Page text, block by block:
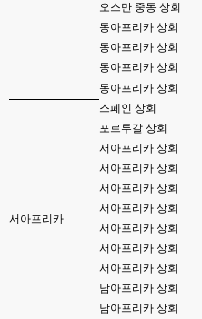
오스만 중동 상회
동아프리카 상회
동아프리카 상회
동아프리카 상회
동아프리카 상회
서아프리카
스페인 상회
포르투갈 상회
서아프리카 상회
서아프리카 상회
서아프리카 상회
서아프리카 상회
서아프리카 상회
서아프리카 상회
서아프리카 상회
남아프리카 상회
남아프리카 상회
수정이 됬을려나요 ;ㅁ ;
머 수정하셨나요 ㅎ-ㅎ
된거같긴한데용 ㅎㅎ
위에 접속자 2로 나와야하는데
고게임77
그건 아직 그대로 인데용 ㅎㅎ
이거나 수정해야겟어요 하핫 ;;